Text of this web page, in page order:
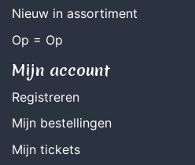
Nieuw in assortiment
Op = Op
Mijn account
Registreren
Mijn bestellingen
Mijn tickets